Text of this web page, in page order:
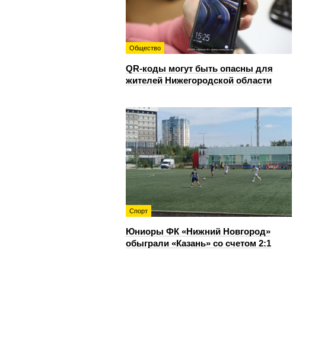
Общество
QR-коды могут быть опасны для
жителей Нижегородской области
Спорт
Юниоры ФК «Нижний Новгород»
обыграли «Казань» со счетом 2:1